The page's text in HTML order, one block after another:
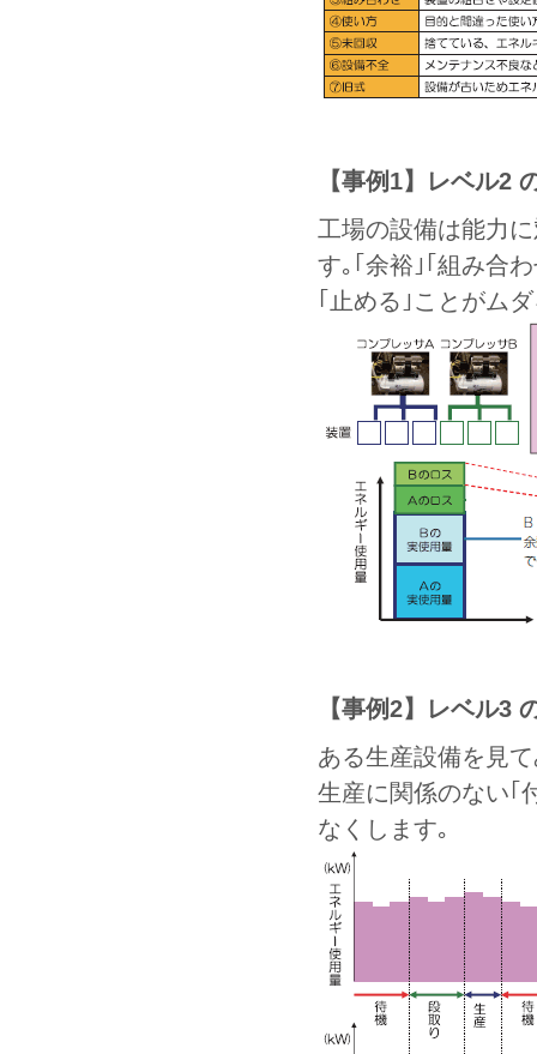
【事例1】レベル2
工場の設備は能力
す｡｢余裕｣｢組み合
｢止める｣ことがム
【事例2】レベル3
ある生産設備を見
生産に関係のない｢
なくします｡